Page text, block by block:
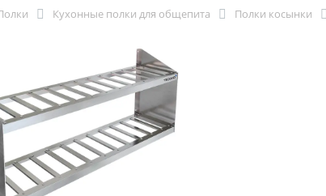
Кухонные полки для общепита Полки косынки